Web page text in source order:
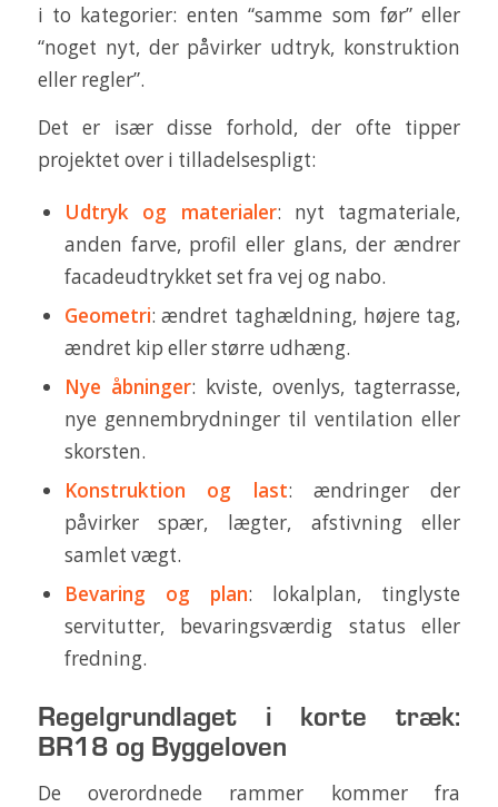
i to kategorier: enten “samme som før” eller
“noget nyt, der påvirker udtryk, konstruktion
eller regler”.
Det er især disse forhold, der ofte tipper
projektet over i tilladelsespligt:
Udtryk og materialer: nyt tagmateriale,
anden farve, profil eller glans, der ændrer
facadeudtrykket set fra vej og nabo.
Geometri: ændret taghældning, højere tag,
ændret kip eller større udhæng.
Nye åbninger: kviste, ovenlys, tagterrasse,
nye gennembrydninger til ventilation eller
skorsten.
Konstruktion og last: ændringer der
påvirker spær, lægter, afstivning eller
samlet vægt.
Bevaring og plan: lokalplan, tinglyste
servitutter, bevaringsværdig status eller
fredning.
Regelgrundlaget i korte træk:
BR18 og Byggeloven
De overordnede rammer kommer fra